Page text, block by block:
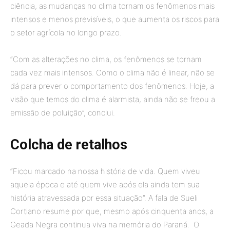
ciência, as mudanças no clima tornam os fenômenos mais
intensos e menos previsíveis, o que aumenta os riscos para
o setor agrícola no longo prazo.
“Com as alterações no clima, os fenômenos se tornam
cada vez mais intensos. Como o clima não é linear, não se
dá para prever o comportamento dos fenômenos. Hoje, a
visão que temos do clima é alarmista, ainda não se freou a
emissão de poluição”, conclui.
Colcha de retalhos
“Ficou marcado na nossa história de vida. Quem viveu
aquela época e até quem vive após ela ainda tem sua
história atravessada por essa situação”. A fala de Sueli
Cortiano resume por que, mesmo após cinquenta anos, a
Geada Negra continua viva na memória do Paraná. O